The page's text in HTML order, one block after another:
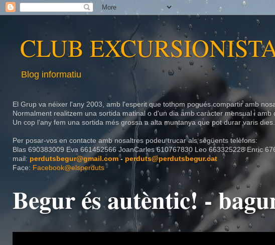
CLUB
Blog informatiu
El Grup va néixer l'any 2003, amb l'esperit que tothom pogués compartir amb
Normalment realitzem una sortida matinal o d'un dia amb caràcter mensual i amb
Un cop l'any fem una sortida més grossa a alta muntanya que pot durar varis dies.
Per posar-vos en contacte amb nosaltres podeu trucar als següents telèfons:
Blas 690383009 Eva 661452566 JoanCarles610767830 Leo 663325228 Enric
mail: perdutsbegur@gmail.com- perduts@perdutsbegur.cat
Face: Facebook@elsperduts
Begur és autèntic! -